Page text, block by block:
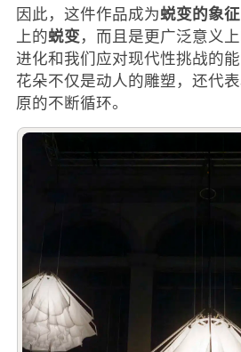
因此，这件作品成为蜕变的象征
上的蜕变，而且是更广泛意义
进化和我们应对现代性挑战的
花朵不仅是动人的雕塑，还代
原的不断循环。